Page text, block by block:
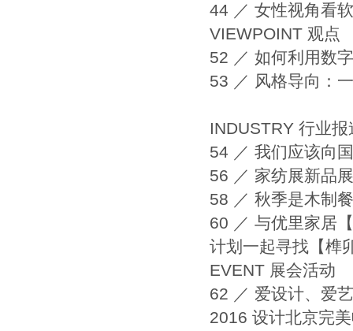
44 ／ 女性视角看
VIEWPOINT 观点
52 ／ 如何利用数
53 ／ 风格导向：
INDUSTRY 行业报
54 ／ 我们应该向
56 ／ 家纺展新品
58 ／ 秋季是木制
60 ／ 与优里家居
计划一起寻找【榫
EVENT 展会活动
62 ／ 爱设计、爱
2016 设计北京完